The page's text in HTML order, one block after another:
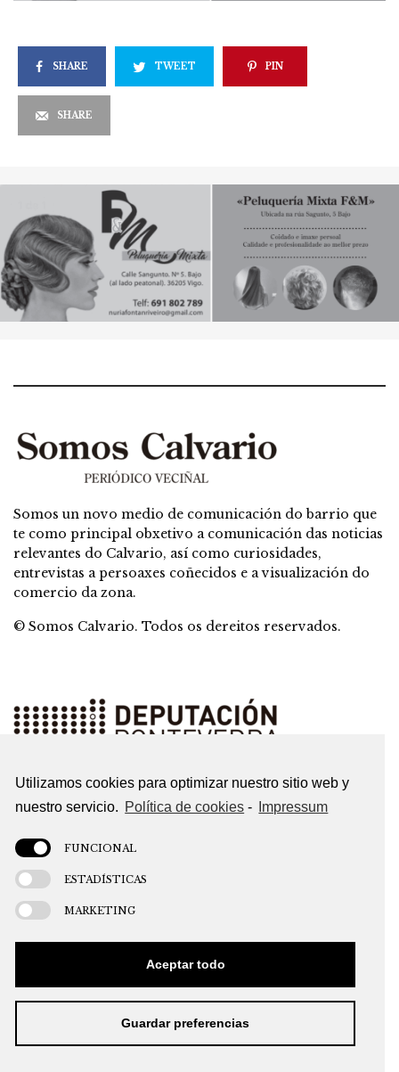
Utilizamos cookies para optimizar nuestro sitio web y
nuestro servicio. Política de cookies - Impressum
FUNCIONAL
ESTADÍSTICAS
MARKETING
Aceptar todo
Guardar preferencias
SHARE TWEET PIN
SHARE
Somos un novo medio de comunicación do barrio que
te como principal obxetivo a comunicación das noticias
relevantes do Calvario, así como curiosidades,
entrevistas a persoaxes coñecidos e a visualización do
comercio da zona.
© Somos Calvario. Todos os dereitos reservados.
POLÍTICA DE PRIVACIDADE